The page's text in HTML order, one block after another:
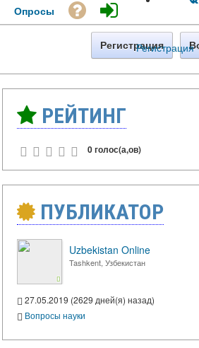
Регистрация ·
Опросы
Регистрация
РЕЙТИНГ
0 голос(а,ов)
ПУБЛИКАТОР
Uzbekistan Online
Tashkent, Узбекистан
27.05.2019 (2629 дней(я) назад)
Вопросы науки